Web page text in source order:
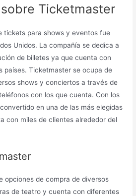
Ticketmaster
tickets para shows y eventos fue
Unidos. La compañía se dedica a
de billetes ya que cuenta con
países. Ticketmaster se ocupa de
shows y conciertos a través de
con los que cuenta. Con los
en una de las más elegidas
con miles de clientes alrededor del
opciones de compra de diversos
de teatro y cuenta con diferentes